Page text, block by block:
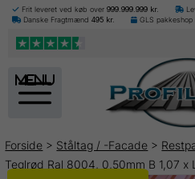
Frit leveret ved køb over 999.999.999 kr.
Danske Fragtmænd 495 kr. GLS pakkeshop
menu
Forside > Ståltag / -Facade >
Teglrød Ral 8004, 0,50mm B 1,07